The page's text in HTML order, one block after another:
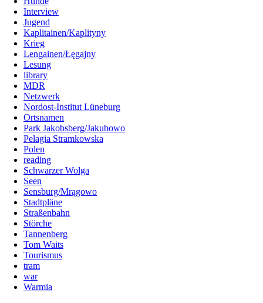
Interview
Jugend
Kaplitainen/Kaplityny
Krieg
Lengainen/Łęgajny
Lesung
library
MDR
Netzwerk
Nordost-Institut Lüneburg
Ortsnamen
Park Jakobsberg/Jakubowo
Pelagia Stramkowska
Polen
reading
Schwarzer Wolga
Seen
Sensburg/Mrągowo
Stadtpläne
Straßenbahn
Störche
Tannenberg
Tom Waits
Tourismus
tram
war
Warmia